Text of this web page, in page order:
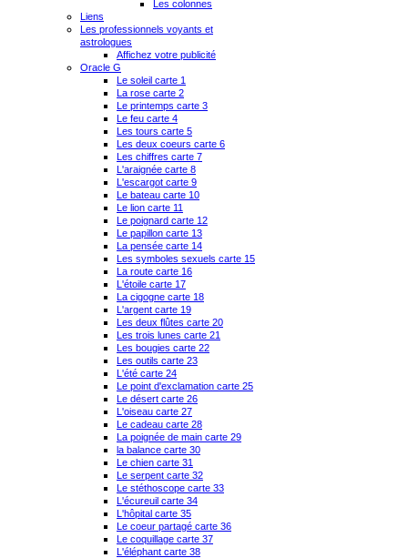
Les colonnes
Liens
Les professionnels voyants et
astrologues
Affichez votre publicité
Oracle G
Le soleil carte 1
La rose carte 2
Le printemps carte 3
Le feu carte 4
Les tours carte 5
Les deux coeurs carte 6
Les chiffres carte 7
L'araignée carte 8
L'escargot carte 9
Le bateau carte 10
Le lion carte 11
Le poignard carte 12
Le papillon carte 13
La pensée carte 14
Les symboles sexuels carte 15
La route carte 16
L'étoile carte 17
La cigogne carte 18
L'argent carte 19
Les deux flûtes carte 20
Les trois lunes carte 21
Les bougies carte 22
Les outils carte 23
L'été carte 24
Le point d'exclamation carte 25
Le désert carte 26
L'oiseau carte 27
Le cadeau carte 28
La poignée de main carte 29
la balance carte 30
Le chien carte 31
Le serpent carte 32
Le stéthoscope carte 33
L'écureuil carte 34
L'hôpital carte 35
Le coeur partagé carte 36
Le coquillage carte 37
L'éléphant carte 38